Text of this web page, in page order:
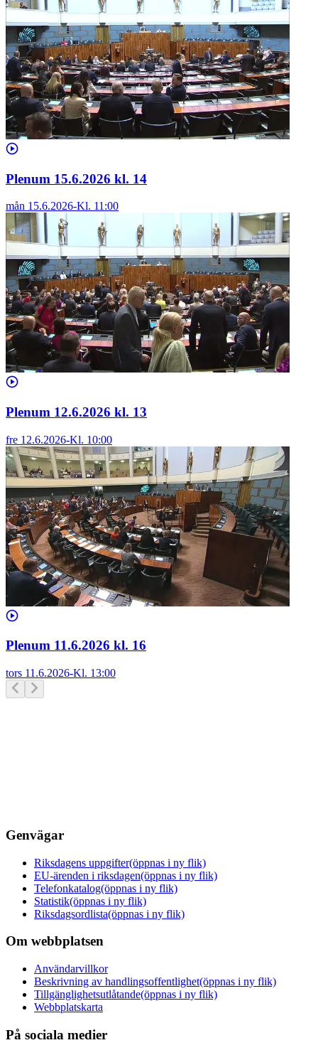
Plenum 15.6.2026 kl. 14
mån 15.6.2026-Kl. 11:00
Plenum 12.6.2026 kl. 13
fre 12.6.2026-Kl. 10:00
Plenum 11.6.2026 kl. 16
tors 11.6.2026-Kl. 13:00
Genvägar
Riksdagens uppgifter(öppnas i ny flik)
EU-ärenden i riksdagen(öppnas i ny flik)
Telefonkatalog(öppnas i ny flik)
Statistik(öppnas i ny flik)
Riksdagsordlista(öppnas i ny flik)
Om webbplatsen
Användarvillkor
Beskrivning av handlingsoffentlighet(öppnas i ny flik)
Tillgänglighetsutlåtande(öppnas i ny flik)
Webbplatskarta
På sociala medier